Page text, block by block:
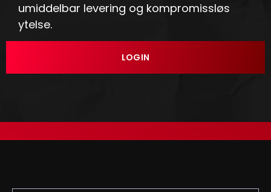
umiddelbar levering og kompromissløs
ytelse.
LOGIN